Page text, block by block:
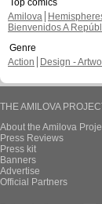
Top comics
Amilova
Bienvenidos A
Genre
Action
Design -
THE AMILOVA
About the Amilova
Press Reviews
Press kit
Banners
Advertise
Official Partners